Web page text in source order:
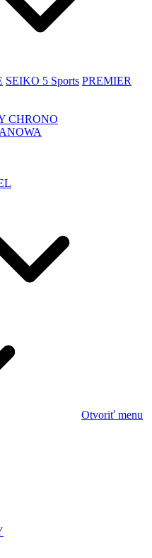
SEIKO 5 Sports PREMIER
CHRONO
Otvoriť menu